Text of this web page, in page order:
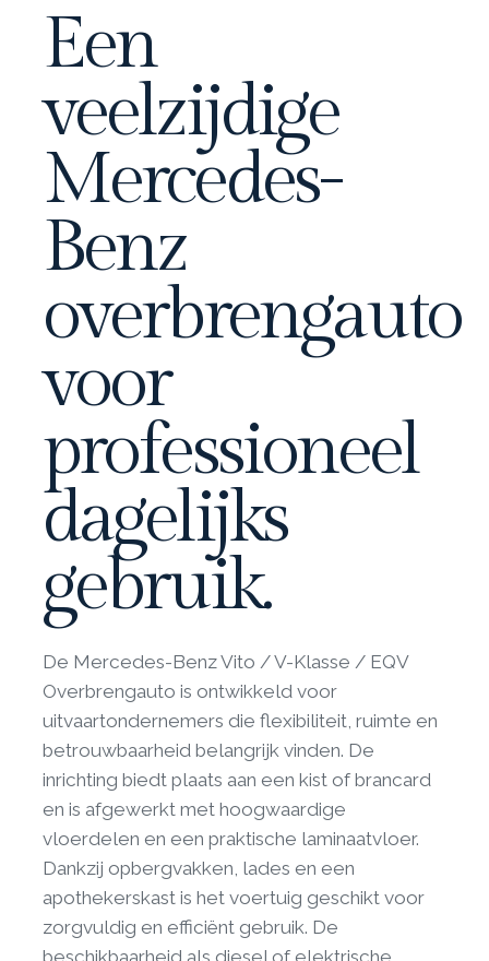
Een
veelzijdige
Mercedes-
Benz
overbrengauto
voor
professioneel
dagelijks
gebruik.
De Mercedes-Benz Vito / V-Klasse / EQV
Overbrengauto is ontwikkeld voor
uitvaartondernemers die flexibiliteit, ruimte en
betrouwbaarheid belangrijk vinden. De
inrichting biedt plaats aan een kist of brancard
en is afgewerkt met hoogwaardige
vloerdelen en een praktische laminaatvloer.
Dankzij opbergvakken, lades en een
apothekerskast is het voertuig geschikt voor
zorgvuldig en efficiënt gebruik. De